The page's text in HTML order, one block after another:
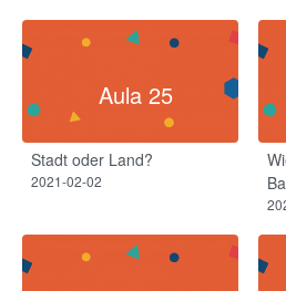
Aula 25
Stadt oder Land?
2021-02-02